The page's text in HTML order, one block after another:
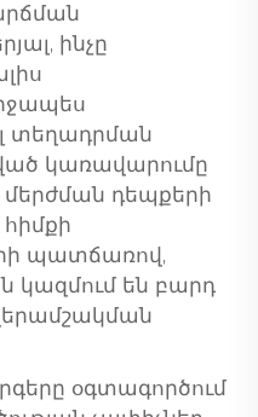
ինչը
տեղադրման
կառավարումը
մերժման դեպքերի
պատճառով,
կազմում են բարդ
օգտագործում